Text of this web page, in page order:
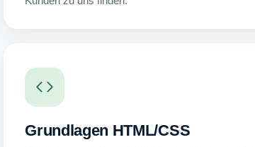
Grundlagen HTML/CSS